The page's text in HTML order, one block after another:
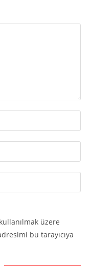
üzere
bu tarayıcıya